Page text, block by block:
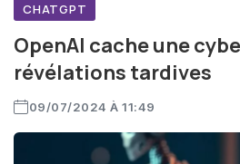
CHATGPT
OpenAI cache une
révélations tardives
09/07/2024 À 11:49